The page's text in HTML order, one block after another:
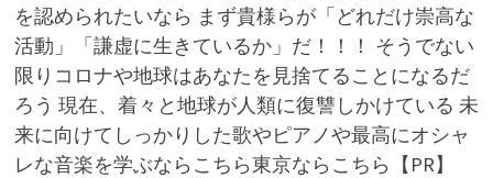
を認められたいなら まず貴様らが「どれだけ崇高な
活動」「謙虚に生きているか」だ！！！ そうでない
限りコロナや地球はあなたを見捨てることになるだ
ろう 現在、着々と地球が人類に復讐しかけている 未
来に向けてしっかりした歌やピアノや最高にオシャ
レな音楽を学ぶならこちら東京ならこちら【PR】